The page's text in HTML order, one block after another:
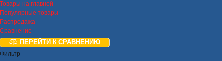
Товары на главной
Популярные товары
Распродажа
Сравнение
ПЕРЕЙТИ К СРАВНЕНИЮ
Фильтр